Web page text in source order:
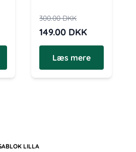
300.00DKK
149.00 DKK
Læs mere
LILLA